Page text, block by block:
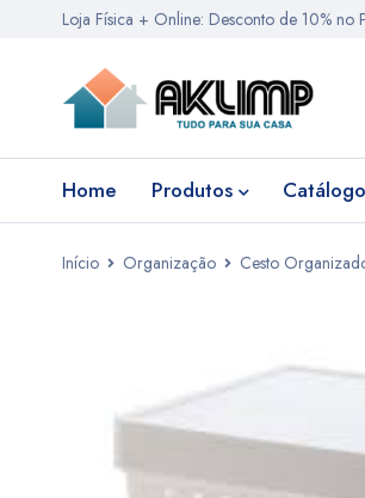
Loja Física + Online: Desconto de 10% no
Home Produtos Catálogo
Início Organização Cesto